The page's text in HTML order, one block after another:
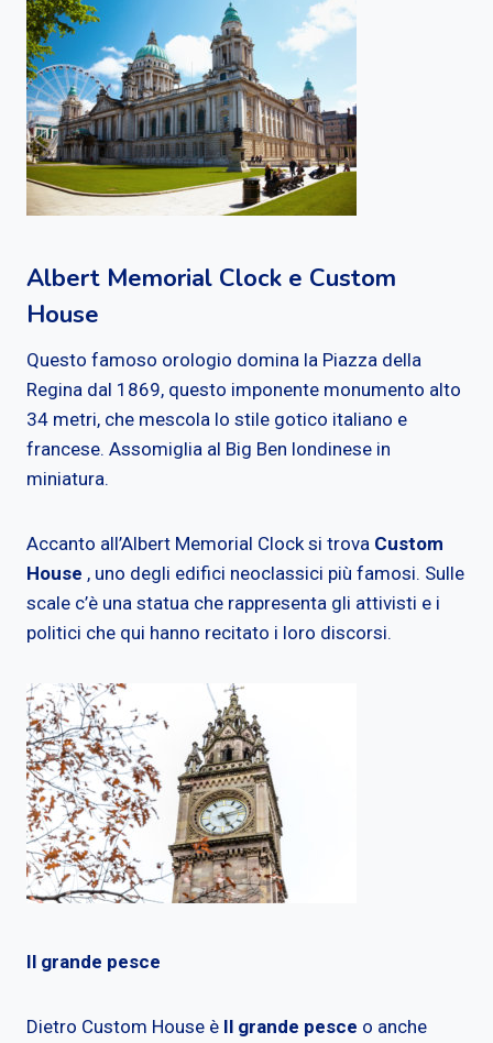
Albert Memorial Clock e Custom
House
Questo famoso orologio domina la Piazza della
Regina dal 1869, questo imponente monumento alto
34 metri, che mescola lo stile gotico italiano e
francese. Assomiglia al Big Ben londinese in
miniatura.
Accanto all’Albert Memorial Clock si trova Custom
House , uno degli edifici neoclassici più famosi. Sulle
scale c’è una statua che rappresenta gli attivisti e i
politici che qui hanno recitato i loro discorsi.
Il grande pesce
Dietro Custom House è Il grande pesce o anche